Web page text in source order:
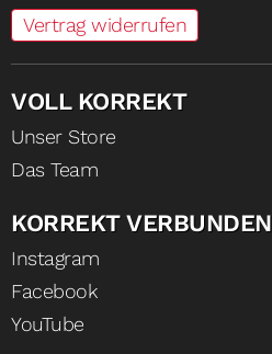
Vertrag widerrufen
VOLL KORREKT
Unser Store
Das Team
KORREKT VERBUNDEN
Instagram
Facebook
YouTube